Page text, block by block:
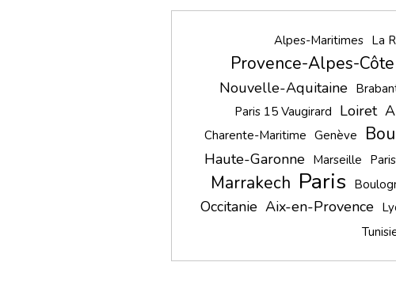
Alpes-Maritimes La
Provence-Alpes-
Nouvelle-Aquitaine
Paris 15 Vaugirard Loiret
Charente-Maritime Genève
Haute-Garonne Marseille
Marrakech Paris
Occitanie Aix-en-Provence